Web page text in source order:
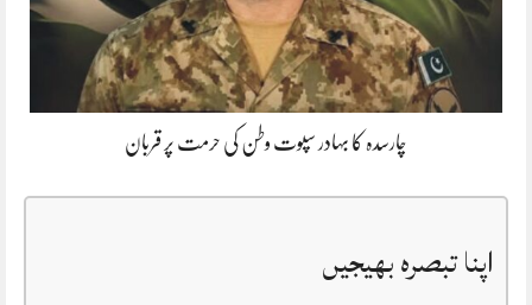
چارسدہ کا بہادر سپوت وطن کی حرمت پر قربان
اپنا تبصرہ بھیجیں